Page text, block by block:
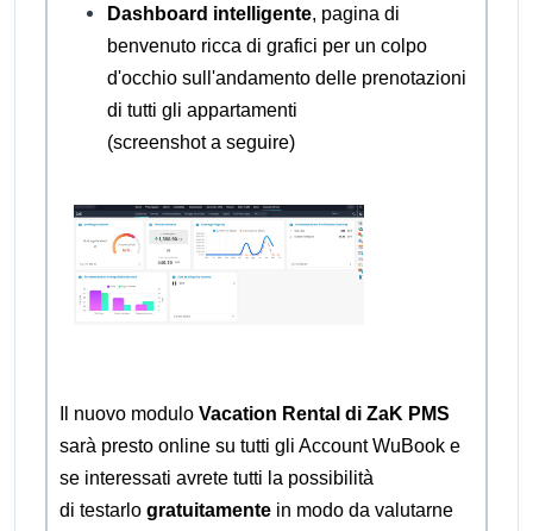
Dashboard intelligente, pagina di
benvenuto ricca di grafici per un colpo
d'occhio sull'andamento delle prenotazioni
di tutti gli appartamenti
(screenshot a seguire)
Il nuovo modulo Vacation Rental di ZaK PMS
sarà presto online su tutti gli Account WuBook e
se interessati avrete tutti la possibilità
di testarlo gratuitamente in modo da valutarne